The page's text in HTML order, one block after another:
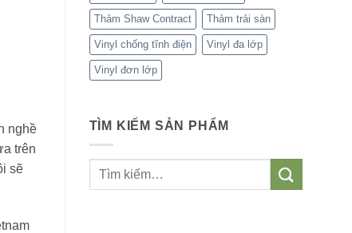
nghề
trên
sẽ
Thảm Shaw Contract Thảm trải sàn
Vinyl chống tĩnh điện Vinyl đa lớp
Vinyl đơn lớp
TÌM KIẾM SẢN PHẨM